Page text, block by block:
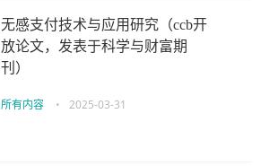
无感支付技术与应用研究（ccb开
放论文，发表于科学与财富期
刊）
所有内容 • 2025-03-31